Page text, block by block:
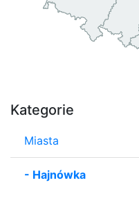
Kategorie
Miasta
- Hajnówka